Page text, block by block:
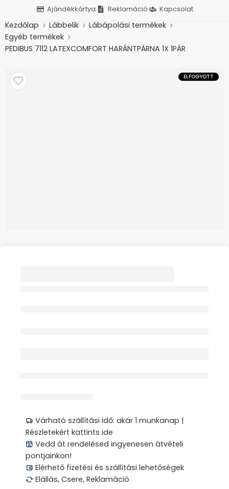
Ajándékkártya Reklamáció Kapcsolat
Kezdőlap Lábbelik
Lábápolási termékek
Egyéb termékek
PEDIBUS 7112 LATEXCOMFORT HARÁNTPÁRNA 1X 1PÁR
ELFOGYOTT
Várható szállítási idő: akár 1 munkanap |
Részletekért kattints ide
Vedd át rendelésed ingyenesen átvételi
pontjainkon!
Elérhető fizetési és szállítási lehetőségek
Elállás, Csere, Reklamáció